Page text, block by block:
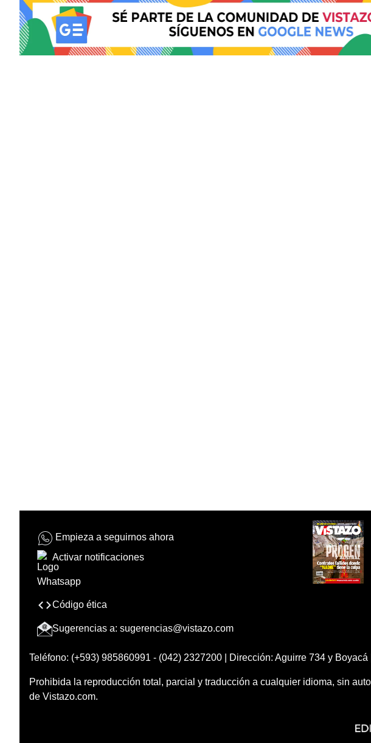
Empieza a seguirnos ahora
Activar notificaciones
Código ética
Sugerencias a: sugerencias@vistazo.com
Teléfono: (+593) 985860991 - (042) 2327200 | Dirección: Aguirre 734 y Boyacá
Prohibida la reproducción total, parcial y traducción a cualquier idioma, sin
de Vistazo.com.